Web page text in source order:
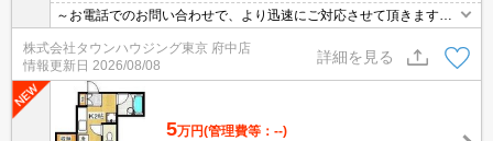
～お電話でのお問い合わせで、より迅速にご対応させて頂きます～
株式会社タウンハウジング東京 府中店
情報更新日 2026/08/08
詳細を見る
5万円(管理費等：--)